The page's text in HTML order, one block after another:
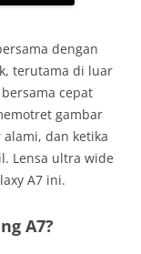
dengan
terutama di luar
cepat
gambar
dan ketika
Lensa ultra wide
A7 ini.
A7?